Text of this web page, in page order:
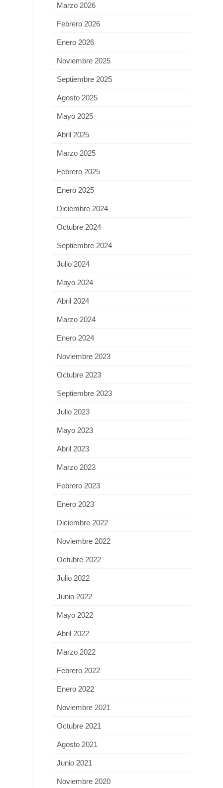
Marzo 2026
Febrero 2026
Enero 2026
Noviembre 2025
Septiembre 2025
Agosto 2025
Mayo 2025
Abril 2025
Marzo 2025
Febrero 2025
Enero 2025
Diciembre 2024
Octubre 2024
Septiembre 2024
Julio 2024
Mayo 2024
Abril 2024
Marzo 2024
Enero 2024
Noviembre 2023
Octubre 2023
Septiembre 2023
Julio 2023
Mayo 2023
Abril 2023
Marzo 2023
Febrero 2023
Enero 2023
Diciembre 2022
Noviembre 2022
Octubre 2022
Julio 2022
Junio 2022
Mayo 2022
Abril 2022
Marzo 2022
Febrero 2022
Enero 2022
Noviembre 2021
Octubre 2021
Agosto 2021
Junio 2021
Noviembre 2020